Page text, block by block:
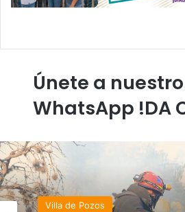
Únete a
WhatsApp !DA
Villa de Pozos